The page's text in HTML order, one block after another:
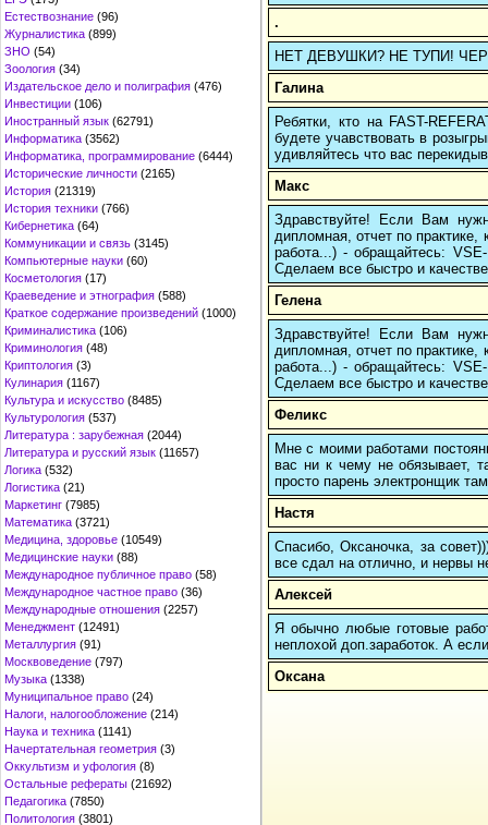
Естествознание (96)
Журналистика (899)
ЗНО (54)
Зоология (34)
Издательское дело и полиграфия (476)
Инвестиции (106)
Иностранный язык (62791)
Информатика (3562)
Информатика, программирование (6444)
Исторические личности (2165)
История (21319)
История техники (766)
Кибернетика (64)
Коммуникации и связь (3145)
Компьютерные науки (60)
Косметология (17)
Краеведение и этнография (588)
Краткое содержание произведений (1000)
Криминалистика (106)
Криминология (48)
Криптология (3)
Кулинария (1167)
Культура и искусство (8485)
Культурология (537)
Литература : зарубежная (2044)
Литература и русский язык (11657)
Логика (532)
Логистика (21)
Маркетинг (7985)
Математика (3721)
Медицина, здоровье (10549)
Медицинские науки (88)
Международное публичное право (58)
Международное частное право (36)
Международные отношения (2257)
Менеджмент (12491)
Металлургия (91)
Москвоведение (797)
Музыка (1338)
Муниципальное право (24)
Налоги, налогообложение (214)
Наука и техника (1141)
Начертательная геометрия (3)
Оккультизм и уфология (8)
Остальные рефераты (21692)
Педагогика (7850)
Политология (3801)
.
НЕТ ДЕВУШКИ? НЕ ТУПИ!
Галина
Ребятки, кто на FAST-
будете учавствовать в
удивляйтесь что вас
Макс
Здравствуйте! Если Вам
дипломная, отчет по
работа...) - обращайтесь:
Сделаем все быстро и
Гелена
Здравствуйте! Если Вам
дипломная, отчет по
работа...) - обращайтесь:
Сделаем все быстро и
Феликс
Мне с моими работами
вас ни к чему не обязывает,
просто парень электронщик
Настя
Спасибо, Оксаночка, за
все сдал на отлично, и нервы
Алексей
Я обычно любые готовые
неплохой доп.заработок. А
Оксана